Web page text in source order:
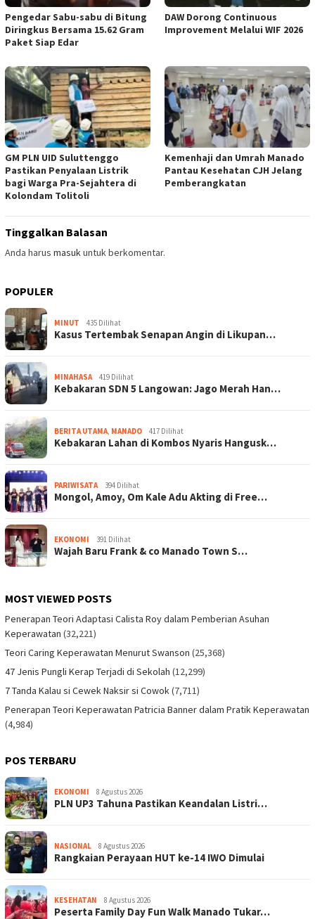
Pengedar Sabu-sabu di Bitung
Diringkus Bersama 15.62 Gram
Paket Siap Edar
DAW Dorong Continuous
Improvement Melalui WIF 2026
GM PLN UID Suluttenggo
Pastikan Penyalaan Listrik
bagi Warga Pra-Sejahtera di
Kolondam Tolitoli
Kemenhaji dan Umrah Manado
Pantau Kesehatan CJH Jelang
Pemberangkatan
Tinggalkan Balasan
Anda harus masukuntuk berkomentar.
POPULER
MINUT 435 Dilihat
Kasus Tertembak Senapan Angin di Likupan…
MINAHASA 419 Dilihat
Kebakaran SDN 5 Langowan: Jago Merah Han…
BERITA UTAMA, MANADO 417 Dilihat
Kebakaran Lahan di Kombos Nyaris Hangusk…
PARIWISATA 394 Dilihat
Mongol, Amoy, Om Kale Adu Akting di Free…
EKONOMI 391 Dilihat
Wajah Baru Frank & co Manado Town S…
MOST VIEWED POSTS
Penerapan Teori Adaptasi Calista Roy dalam Pemberian Asuhan
Keperawatan (32,221)
Teori Caring Keperawatan Menurut Swanson (25,368)
47 Jenis Pungli Kerap Terjadi di Sekolah (12,299)
7 Tanda Kalau si Cewek Naksir si Cowok(7,711)
Penerapan Teori Keperawatan Patricia Banner dalam Pratik Keperawatan
(4,984)
POS TERBARU
EKONOMI 8 Agustus 2026
PLN UP3 Tahuna Pastikan Keandalan Listri…
NASIONAL 8 Agustus 2026
Rangkaian Perayaan HUT ke-14 IWO Dimulai
KESEHATAN 8 Agustus 2026
Peserta Family Day Fun Walk Manado Tukar…